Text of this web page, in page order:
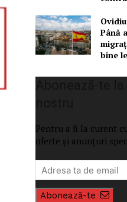
Până
bine
Pentru a fi la curent
oferte și anunțuri
Abonează-te